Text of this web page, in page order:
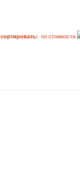
сортировать: по стоимости